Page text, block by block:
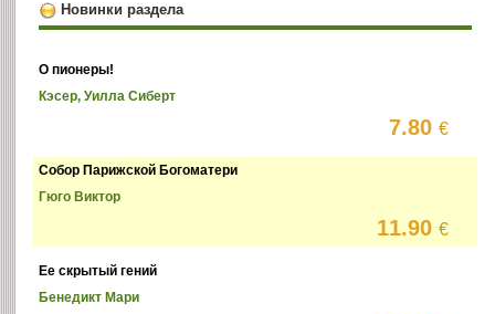
Новинки раздела
О пионеры!
Кэсер, Уилла Сиберт
7.80€
Собор Парижской Богоматери
Гюго Виктор
11.90€
Ее скрытый гений
Бенедикт Мари